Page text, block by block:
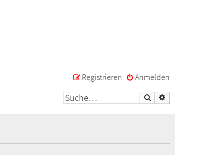
Anmelden
Registrieren
Suche